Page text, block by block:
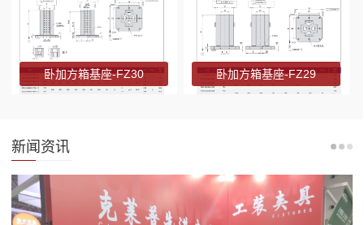
卧加方箱基座-FZ30 卧加方箱基座-FZ29
新闻资讯